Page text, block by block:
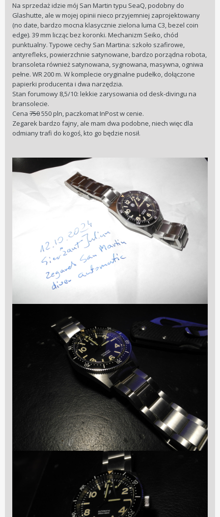
Na sprzedaż idzie mój San Martin typu SeaQ, podobny do
Glashutte, ale w mojej opinii nieco przyjemniej zaprojektowany
(no date, bardzo mocna klasycznie zielona luma C3, bezel coin
edge). 39 mm licząc bez koronki. Mechanizm Seiko, chód
punktualny. Typowe cechy San Martina: szkoło szafirowe,
antyrefleks, powierzchnie satynowane, bardzo porządna robota,
bransoleta również satynowana, sygnowana, masywna, ogniwa
pełne. WR 200 m. W komplecie oryginalne pudełko, dołączone
papierki producenta i dwa narzędzia.
Stan forumowy 8,5/10: lekkie zarysowania od desk-divingu na
bransolecie.
Cena 750550 pln, paczkomat InPost w cenie.
Zegarek bardzo fajny, ale mam dwa podobne, niech więc dla
odmiany trafi do kogoś, kto go będzie nosił.